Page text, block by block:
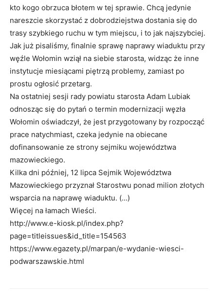
kto kogo obrzuca błotem w tej sprawie. Chcą jedynie
nareszcie skorzystać z dobrodziejstwa dostania się do
trasy szybkiego ruchu w tym miejscu, i to jak najszybciej.
Jak już pisaliśmy, finalnie sprawę naprawy wiaduktu przy
węźle Wołomin wziął na siebie starosta, widząc że inne
instytucje miesiącami piętrzą problemy, zamiast po
prostu ogłosić przetarg.
Na ostatniej sesji rady powiatu starosta Adam Lubiak
odnosząc się do pytań o termin modernizacji węzła
Wołomin oświadczył, że jest przygotowany by rozpocząć
prace natychmiast, czeka jedynie na obiecane
dofinansowanie ze strony sejmiku województwa
mazowieckiego.
Kilka dni później, 12 lipca Sejmik Województwa
Mazowieckiego przyznał Starostwu ponad milion złotych
wsparcia na naprawę wiaduktu. (…)
Więcej na łamach Wieści.
http://www.e-kiosk.pl/index.php?
page=titleissues&id_title=154563
https://www.egazety.pl/marpan/e-wydanie-wiesci-
podwarszawskie.html